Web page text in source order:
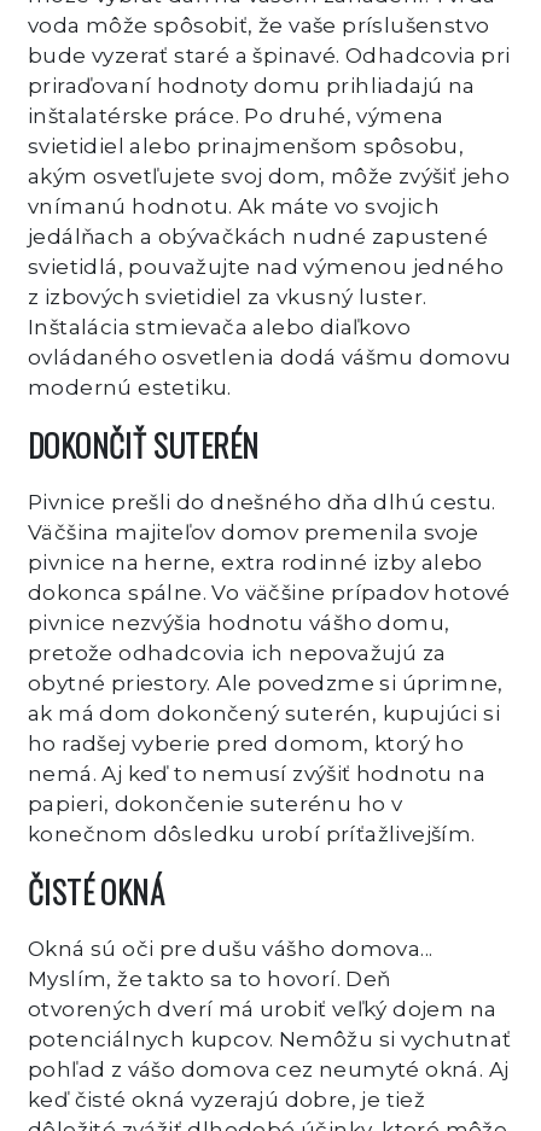
voda môže spôsobiť, že vaše príslušenstvo
bude vyzerať staré a špinavé. Odhadcovia pri
priraďovaní hodnoty domu prihliadajú na
inštalatérske práce. Po druhé, výmena
svietidiel alebo prinajmenšom spôsobu,
akým osvetľujete svoj dom, môže zvýšiť jeho
vnímanú hodnotu. Ak máte vo svojich
jedálňach a obývačkách nudné zapustené
svietidlá, pouvažujte nad výmenou jedného
z izbových svietidiel za vkusný luster.
Inštalácia stmievača alebo diaľkovo
ovládaného osvetlenia dodá vášmu domovu
modernú estetiku.
DOKONČIŤ SUTERÉN
Pivnice prešli do dnešného dňa dlhú cestu.
Väčšina majiteľov domov premenila svoje
pivnice na herne, extra rodinné izby alebo
dokonca spálne. Vo väčšine prípadov hotové
pivnice nezvýšia hodnotu vášho domu,
pretože odhadcovia ich nepovažujú za
obytné priestory. Ale povedzme si úprimne,
ak má dom dokončený suterén, kupujúci si
ho radšej vyberie pred domom, ktorý ho
nemá. Aj keď to nemusí zvýšiť hodnotu na
papieri, dokončenie suterénu ho v
konečnom dôsledku urobí príťažlivejším.
ČISTÉ OKNÁ
Okná sú oči pre dušu vášho domova...
Myslím, že takto sa to hovorí. Deň
otvorených dverí má urobiť veľký dojem na
potenciálnych kupcov. Nemôžu si vychutnať
pohľad z vášo domova cez neumyté okná. Aj
keď čisté okná vyzerajú dobre, je tiež